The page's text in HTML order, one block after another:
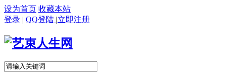
设为首页 收藏本站
登录 | QQ登陆 |立即注册